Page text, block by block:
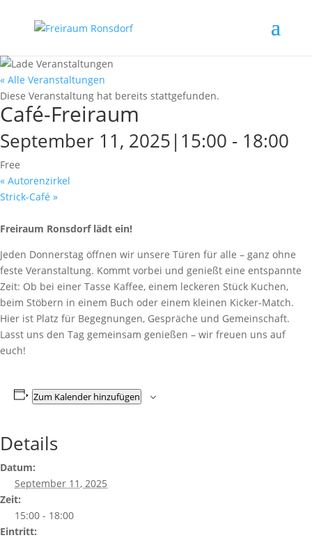
« Alle Veranstaltungen
Diese Veranstaltung hat bereits stattgefunden.
Café-Freiraum
September 11, 2025|15:00 - 18:00
Free
« Autorenzirkel
Strick-Café »
Freiraum Ronsdorf lädt ein!
Jeden Donnerstag öffnen wir unsere Türen für alle – ganz ohne
feste Veranstaltung. Kommt vorbei und genießt eine entspannte
Zeit: Ob bei einer Tasse Kaffee, einem leckeren Stück Kuchen,
beim Stöbern in einem Buch oder einem kleinen Kicker-Match.
Hier ist Platz für Begegnungen, Gespräche und Gemeinschaft.
Lasst uns den Tag gemeinsam genießen – wir freuen uns auf
euch!
Zum Kalender hinzufügen
Details
Datum:
September 11, 2025
Zeit:
15:00 - 18:00
Eintritt: